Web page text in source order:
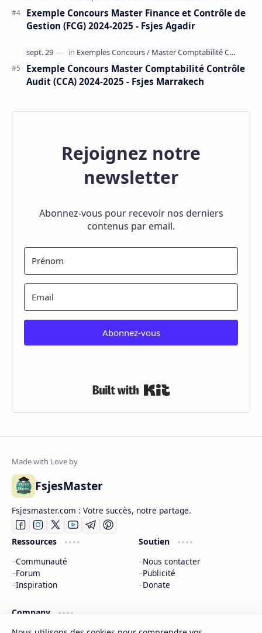
Exemple Concours Master Finance et Contrôle de
Gestion (FCG) 2024-2025 - Fsjes Agadir
Exemple Concours Master Comptabilité Contrôle
Audit (CCA) 2024-2025 - Fsjes Marrakech
Rejoignez notre
newsletter
Abonnez-vous pour recevoir nos derniers
contenus par email.
Abonnez-vous
FsjesMaster
Fsjesmaster.com : Votre succès, notre partage.
Ressources
Communauté
Forum
Inspiration
Soutien
Nous contacter
Publicité
Donate
Company